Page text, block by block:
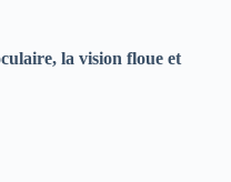
la vision floue et